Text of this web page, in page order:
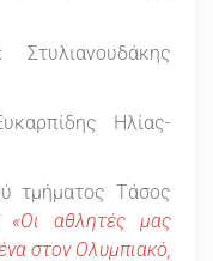
Ηλίας-
τμήματος Τάσος
«Οι αθλητές μας
στον Ολυμπιακό,